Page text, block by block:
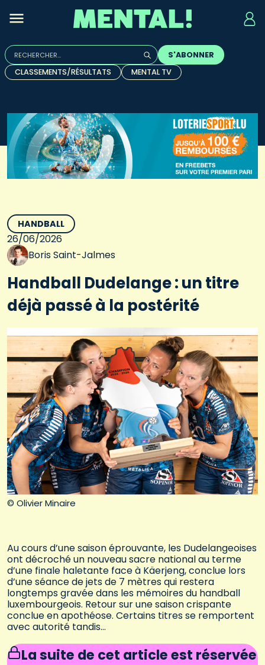
Rechercher :
Quand les résultats de l'auto-complétion sont
S'ABONNER
CLASSEMENTS/RÉSULTATS
MENTAL TV
© Olivier Minaire
HANDBALL
26/06/2026
Boris Saint-Jalmes
Handball Dudelange : un titre
déjà passé à la postérité
Au cours d’une saison éprouvante, les Dudelangeoises
ont décroché un nouveau sacre national au terme
d’une finale haletante face à Käerjeng, conclue lors
d’une séance de jets de 7 mètres qui restera
longtemps gravée dans les mémoires du handball
luxembourgeois. Retour sur une saison crispante
conclue en apothéose. Certains titres se remportent
avec autorité tandis…
La suite de cet article est réservée